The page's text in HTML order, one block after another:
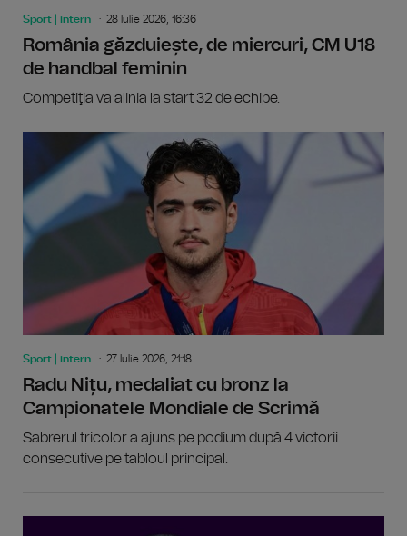
Sport | intern 28 Iulie 2026, 16:36
România găzduiește, de miercuri, CM U18
de handbal feminin
Competiţia va alinia la start 32 de echipe.
Sport | intern 27 Iulie 2026, 21:18
Radu Nițu, medaliat cu bronz la
Campionatele Mondiale de Scrimă
Sabrerul tricolor a ajuns pe podium după 4 victorii
consecutive pe tabloul principal.